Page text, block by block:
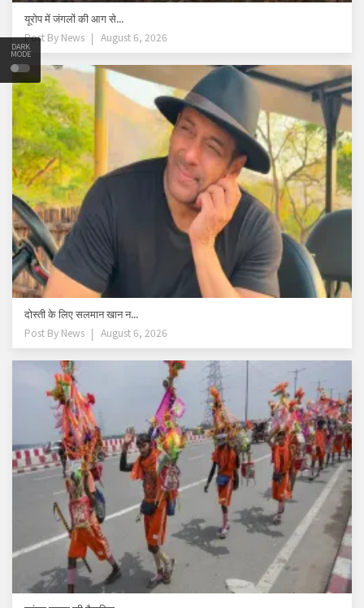
DARK
MODE
यूरोप में जंगलों की आग से...
Post By News August 6, 2026
दोस्ती के लिए सलमान खान न...
Post By News August 6, 2026